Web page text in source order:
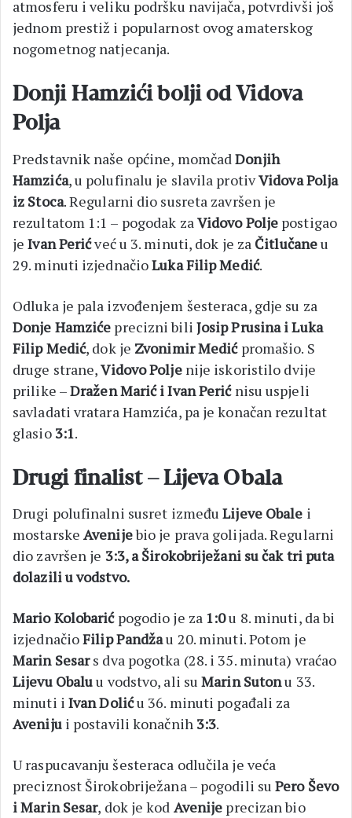
atmosferu i veliku podršku navijača, potvrdivši još
jednom prestiž i popularnost ovog amaterskog
nogometnog natjecanja.
Donji Hamzići bolji od Vidova
Polja
Predstavnik naše općine, momčadDonjih
Hamzića, u polufinalu je slavila protivVidova Polja
iz Stoca. Regularni dio susreta završen je
rezultatom 1:1 – pogodak za Vidovo Polje postigao
jeIvan Perićveć u 3. minuti, dok je za Čitlučaneu
29. minuti izjednačioLuka Filip Medić.
Odluka je pala izvođenjem šesteraca, gdje su za
Donje Hamziće precizni bili Josip Prusina i Luka
Filip Medić, dok je Zvonimir Medićpromašio. S
druge strane,Vidovo Poljenije iskoristilo dvije
prilike –Dražen Marić i Ivan Perićnisu uspjeli
savladati vratara Hamzića, pa je konačan rezultat
glasio 3:1.
Drugi finalist – Lijeva Obala
Drugi polufinalni susret izmeđuLijeve Obale i
mostarske Avenijebio je prava golijada. Regularni
dio završen je 3:3, a Širokobriježani su čak tri puta
dolazili u vodstvo.
Mario Kolobarićpogodio je za 1:0u 8. minuti, da bi
izjednačioFilip Pandžau 20. minuti. Potom je
Marin Sesars dva pogotka (28. i 35. minuta) vraćao
Lijevu Obaluu vodstvo, ali suMarin Sutonu 33.
minuti i Ivan Doliću 36. minuti pogađali za
Avenijui postavili konačnih 3:3.
U raspucavanju šesteraca odlučila je veća
preciznost Širokobriježana – pogodili suPero Ševo
i Marin Sesar, dok je kod Avenije precizan bio